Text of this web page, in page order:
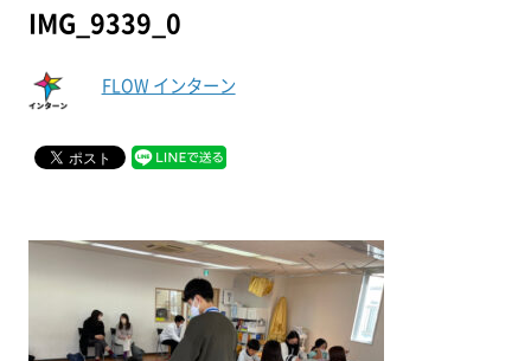
IMG_9339_0
FLOW インターン